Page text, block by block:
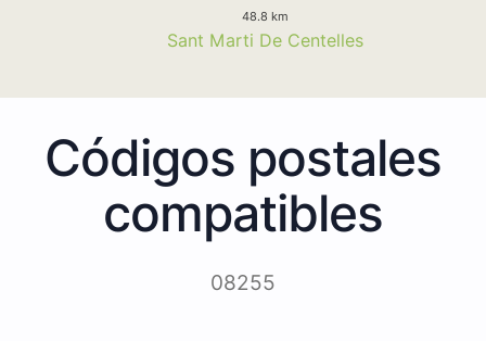
48.8 km
Sant Marti De Centelles
Códigos postales
compatibles
08255